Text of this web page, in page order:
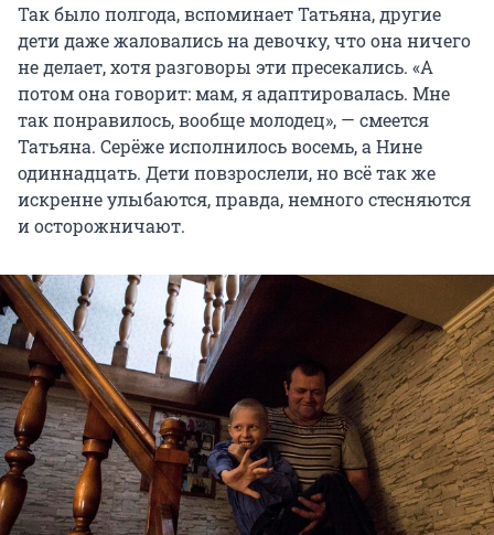
Так было полгода, вспоминает Татьяна, другие
дети даже жаловались на девочку, что она ничего
не делает, хотя разговоры эти пресекались. «А
потом она говорит: мам, я адаптировалась. Мне
так понравилось, вообще молодец», — смеется
Татьяна. Серёже исполнилось восемь, а Нине
одиннадцать. Дети повзрослели, но всё так же
искренне улыбаются, правда, немного стесняются
и осторожничают.